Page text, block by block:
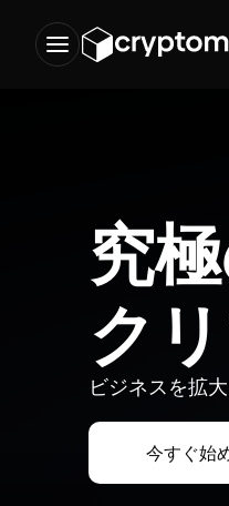
究
ク
ビジネスを拡
今すぐ始